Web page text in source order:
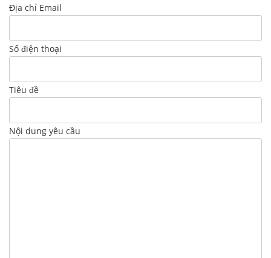
Địa chỉ Email
Số điện thoại
Tiêu đề
Nội dung yêu cầu